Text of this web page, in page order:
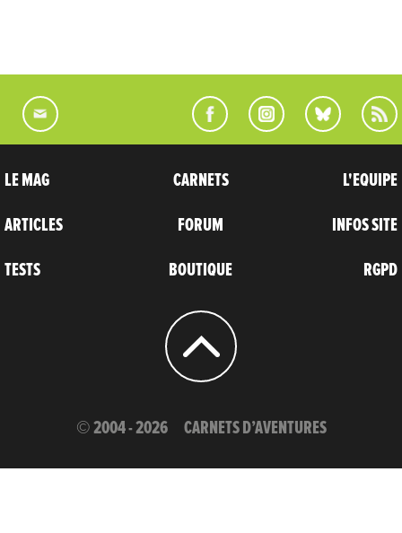
LE MAG
ARTICLES
TESTS
CARNETS
FORUM
BOUTIQUE
L'EQUIPE
INFOS SITE
RGPD
© 2004 - 2026 CARNETS D’AVENTURES